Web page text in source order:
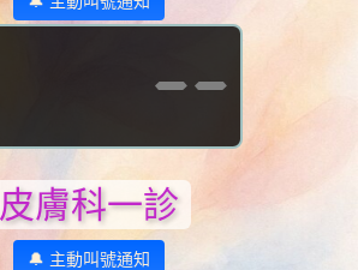
--
皮膚科一診
🔔 主動叫號通知